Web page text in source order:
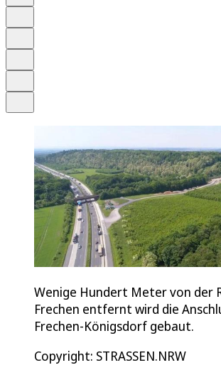
Wenige Hundert Meter von der
Frechen entfernt wird die
Frechen-Königsdorf gebaut.
Copyright: STRASSEN.NRW